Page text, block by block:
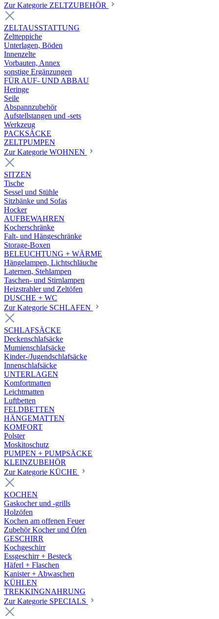
Zur Kategorie ZELTZUBEHÖR
ZELTAUSSTATTUNG
Zeltteppiche
Unterlagen, Böden
Innenzelte
Vorbauten, Annex
sonstige Ergänzungen
FÜR AUF- UND ABBAU
Heringe
Seile
Abspannzubehör
Aufstellstangen und -sets
Werkzeug
PACKSÄCKE
ZELTPUMPEN
Zur Kategorie WOHNEN
SITZEN
Tische
Sessel und Stühle
Sitzbänke und Sofas
Hocker
AUFBEWAHREN
Kocherschränke
Falt- und Hängeschränke
Storage-Boxen
BELEUCHTUNG + WÄRME
Hängelampen, Lichtschläuche
Laternen, Stehlampen
Taschen- und Stirnlampen
Heizstrahler und Zeltöfen
DUSCHE + WC
Zur Kategorie SCHLAFEN
SCHLAFSÄCKE
Deckenschlafsäcke
Mumienschlafsäcke
Kinder-/Jugendschlafsäcke
Innenschlafsäcke
UNTERLAGEN
Komfortmatten
Leichtmatten
Luftbetten
FELDBETTEN
HÄNGEMATTEN
KOMFORT
Polster
Moskitoschutz
PUMPEN + PUMPSÄCKE
KLEINZUBEHÖR
Zur Kategorie KÜCHE
KOCHEN
Gaskocher und -grills
Holzöfen
Kochen am offenen Feuer
Zubehör Kocher und Öfen
GESCHIRR
Kochgeschirr
Essgeschirr + Besteck
Häferl + Flaschen
Kanister + Abwaschen
KÜHLEN
TREKKINGNAHRUNG
Zur Kategorie SPECIALS